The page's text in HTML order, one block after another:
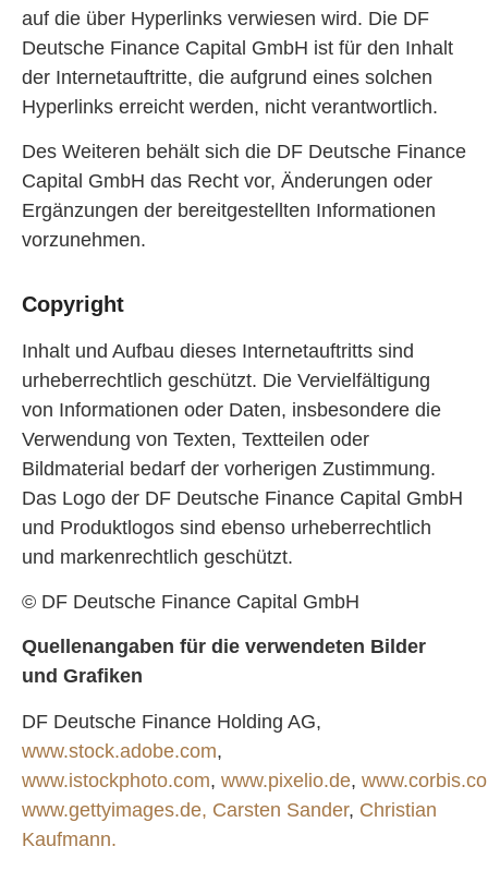
auf die über Hyperlinks verwiesen wird. Die DF
Deutsche Finance Capital GmbH ist für den Inhalt
der Internetauftritte, die aufgrund eines solchen
Hyperlinks erreicht werden, nicht verantwortlich.
Des Weiteren behält sich die DF Deutsche Finance
Capital GmbH das Recht vor, Änderungen oder
Ergänzungen der bereitgestellten Informationen
vorzunehmen.
Copyright
Inhalt und Aufbau dieses Internetauftritts sind
urheberrechtlich geschützt. Die Vervielfältigung
von Informationen oder Daten, insbesondere die
Verwendung von Texten, Textteilen oder
Bildmaterial bedarf der vorherigen Zustimmung.
Das Logo der DF Deutsche Finance Capital GmbH
und Produktlogos sind ebenso urheberrechtlich
und markenrechtlich geschützt.
© DF Deutsche Finance Capital GmbH
Quellenangaben für die verwendeten Bilder
und Grafiken
DF Deutsche Finance Holding AG,
www.stock.adobe.com,
www.istockphoto.com, www.pixelio.de,
www.gettyimages.de, Carsten Sander, Christian
Kaufmann.